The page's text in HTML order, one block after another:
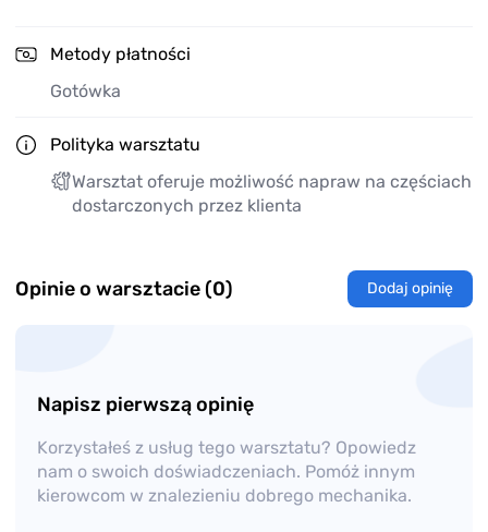
Metody płatności
Gotówka
Polityka warsztatu
Warsztat oferuje możliwość napraw na częściach
dostarczonych przez klienta
Opinie o warsztacie (0) Dodaj opinię
Napisz pierwszą opinię
Korzystałeś z usług tego warsztatu? Opowiedz
nam o swoich doświadczeniach. Pomóż innym
kierowcom w znalezieniu dobrego mechanika.